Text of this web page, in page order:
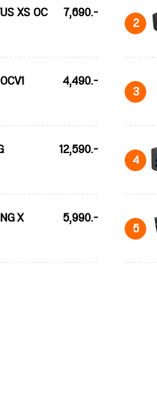
XS OC 7,690.-
4,490.-
12,590.-
X 5,990.-
2
3
4
5